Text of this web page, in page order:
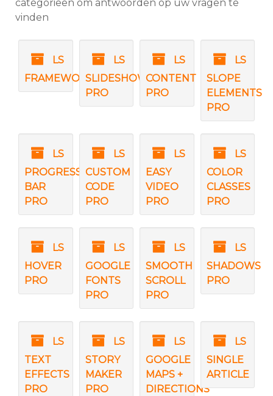
categorieën om antwoorden op uw vragen te
vinden
LS
FRAMEWORK
LS
SLIDESHOW
PRO
LS
CONTENT
PRO
LS
SLOPE
ELEMENTS
PRO
LS
PROGRESS
BAR
PRO
LS
CUSTOM
CODE
PRO
LS
EASY
VIDEO
PRO
LS
COLOR
CLASSES
PRO
LS
HOVER
PRO
LS
GOOGLE
FONTS
PRO
LS
SMOOTH
SCROLL
PRO
LS
SHADOWS
PRO
LS
TEXT
EFFECTS
PRO
LS
STORY
MAKER
PRO
LS
GOOGLE
MAPS +
DIRECTIONS
LS
SINGLE
ARTICLE